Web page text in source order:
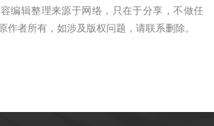
容编辑整理来源于网络，只在于分享，不做任
作者所有，如涉及版权问题，请联系删除。